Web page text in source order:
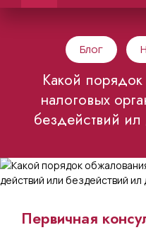
Блог
Какой
налоговых
бездействий
Первичная